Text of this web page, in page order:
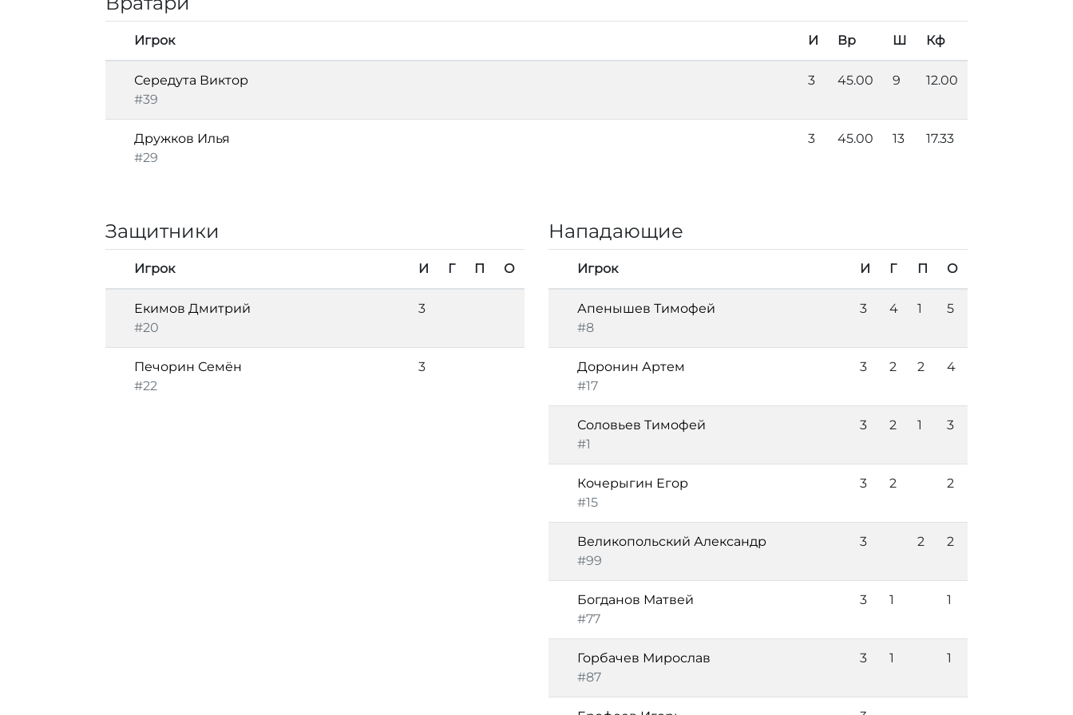
Игрок И Вр Ш Кф
Середута Виктор
#39
3 45.00 9 12.00
Дружков Илья
#29
3 45.00 13 17.33
Защитники
Игрок И Г П О
Екимов Дмитрий
#20
3
Печорин Семён
#22
3
Нападающие
Игрок И Г П О
Апенышев Тимофей
#8
3 4 1 5
Доронин Артем
#17
3 2 2 4
Соловьев Тимофей
#1
3 2 1 3
Кочерыгин Егор
#15
3 2 2
Великопольский Александр
#99
3 2 2
Богданов Матвей
#77
3 1 1
Горбачев Мирослав
#87
3 1 1